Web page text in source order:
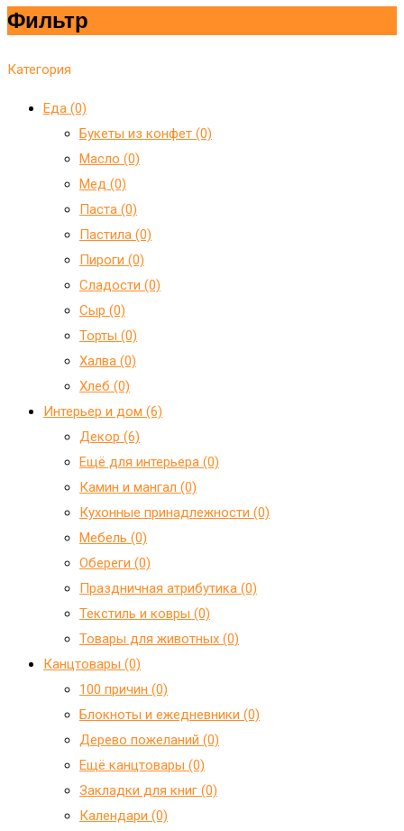
Фильтр
Категория
Еда (0)
Букеты из конфет (0)
Масло (0)
Мед (0)
Паста (0)
Пастила (0)
Пироги (0)
Сладости (0)
Сыр (0)
Торты (0)
Халва (0)
Хлеб (0)
Интерьер и дом (6)
Декор (6)
Ещё для интерьера (0)
Камин и мангал (0)
Кухонные принадлежности (0)
Мебель (0)
Обереги (0)
Праздничная атрибутика (0)
Текстиль и ковры (0)
Товары для животных (0)
Канцтовары (0)
100 причин (0)
Блокноты и ежедневники (0)
Дерево пожеланий (0)
Ещё канцтовары (0)
Закладки для книг (0)
Календари (0)